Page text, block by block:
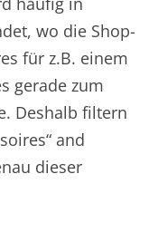
wo die Shop-
für z.B. einem
gerade zum
Deshalb filtern
and
dieser